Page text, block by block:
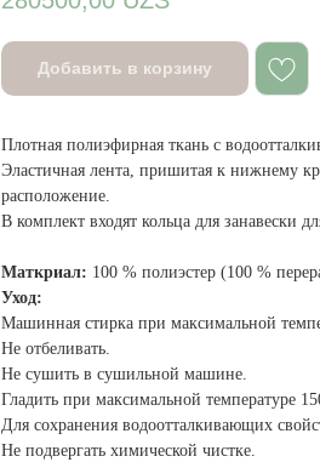
Добавить в корзину
Плотная полиэфирная ткань с
Эластичная лента, пришитая к нижнему
расположение.
В комплект входят кольца для занавески
Маткриал: 100 % полиэстер (100 %
Уход:
Машинная стирка при максимальной
Не отбеливать.
Не сушить в сушильной машине.
Гладить при максимальной температуре
Для сохранения водоотталкивающих
Не подвергать химической чистке.